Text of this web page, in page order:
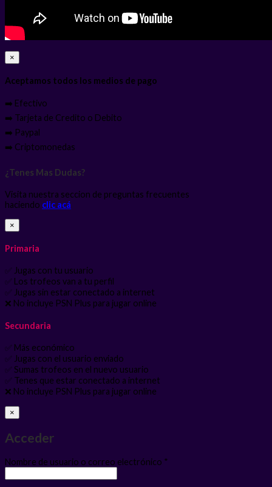
×
Aceptamos todos los medios de pago
➡️ Efectivo
➡️ Tarjeta de Credito o Debito
➡️ Paypal
➡️ Criptomonedas
¿Tenes Mas Dudas?
Visita nuestra seccion de preguntas frecuentes
haciendo clic acá
×
Primaria
✅ Jugas con tu usuario
✅ Los trofeos van a tu perfil
✅ Jugas sin estar conectado a internet
❌ No incluye PSN Plus para jugar online
Secundaria
✅ Más económico
✅ Jugas con el usuario enviado
✅ Sumas trofeos en el nuevo usuario
✅ Tenes que estar conectado a internet
❌ No incluye PSN Plus para jugar online
×
Acceder
Nombre de usuario o correo electrónico *